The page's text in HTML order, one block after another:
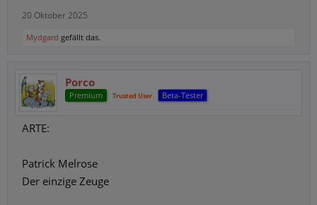
20 Oktober 2025
Mydgard gefällt das.
Porco
Premium Trusted User Beta-Tester
ARTE:
Patrick Melrose
Der einzige Zeuge